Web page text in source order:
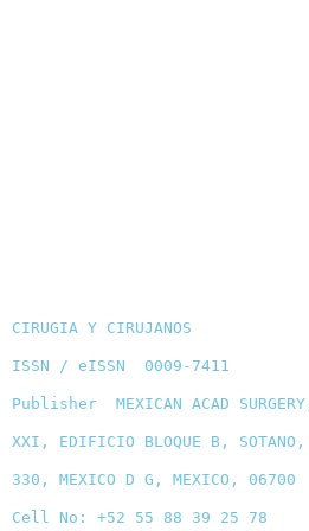
CIRUGIA Y CIRUJANOS
ISSN / eISSN 0009-7411
Publisher MEXICAN ACAD
XXI, EDIFICIO BLOQUE B, SOTANO,
330, MEXICO D G, MEXICO, 06700
Cell No: +52 55 88 39 25 78